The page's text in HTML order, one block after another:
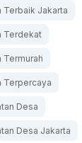
Terbaik Jakarta
Terdekat
Termurah
Terpercaya
Desa
Desa Jakarta